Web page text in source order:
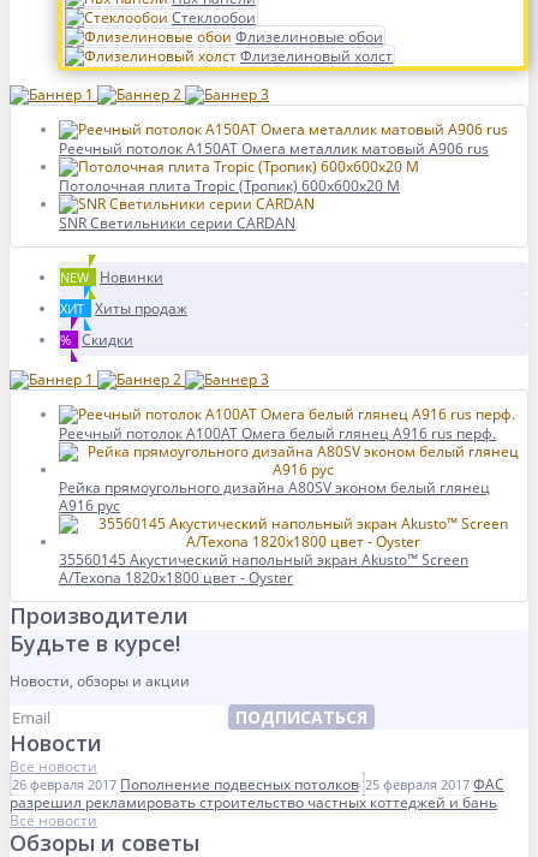
Стеклообои
Флизелиновые обои
Флизелиновый холст
Реечный потолок A150AT Омега металлик матовый А906 rus
Потолочная плита Tropic (Тропик) 600x600x20 M
SNR Светильники серии CARDAN
NEW Новинки
ХИТ Хиты продаж
% Скидки
Реечный потолок A100AT Омега белый глянец А916 rus перф.
Рейка прямоугольного дизайна A80SV эконом белый глянец
A916 рус
35560145 Акустический напольный экран Akusto™ Screen
A/Texona 1820x1800 цвет - Oyster
Производители
Будьте в курсе!
Новости, обзоры и акции
ПОДПИСАТЬСЯ
Новости
Все новости
26 февраля 2017 Пополнение подвесных потолков 25 февраля 2017 ФАС
разрешил рекламировать строительство частных коттеджей и бань
Все новости
Обзоры и советы